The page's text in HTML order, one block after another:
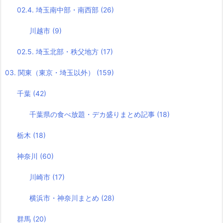
02.4. 埼玉南中部・南西部 (26)
川越市 (9)
02.5. 埼玉北部・秩父地方 (17)
03. 関東（東京・埼玉以外） (159)
千葉 (42)
千葉県の食べ放題・デカ盛りまとめ記事 (18)
栃木 (18)
神奈川 (60)
川崎市 (17)
横浜市・神奈川まとめ (28)
群馬 (20)